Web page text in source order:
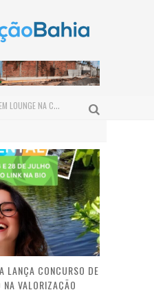
SABERES DE PESCADORES E MARISQUEIRAS ORIENTAM MAPEAMENTO DO TERRITÓRIO MARINHO EM VALENÇA
DEFENSORIA PÚBLICA REALIZA MUTIRÃO GRATUITO DE EXAMES DE DNA EM VALENÇA NO DIA 12 DE AGOSTO
CAIRU SE PREPARA PARA RECEBER O MAIOR ENCONTRO DE MOTOCICLISTAS DA REGIÃO COM O MOTO FEST
INOVAÇÃO MADE IN BAHIA: BIOMA CARE LANÇA LINHA EXCLUSIVA PARA O COURO CABELUDO
ESPAÇO EM LOUNGE NA CASACOR BAHIA HOMENAGEIA BAMBUZAL DO AEROPORTO DE SALVADOR
LANÇA CONCURSO DE
VALORIZAÇÃO